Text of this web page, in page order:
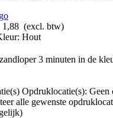
1,88 (excl. btw)
Hout
Opdruklocatie(s): Geen
alle gewenste